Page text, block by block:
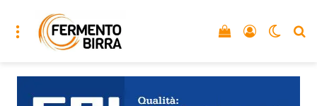
Menu Accedi
Vedi il carrello